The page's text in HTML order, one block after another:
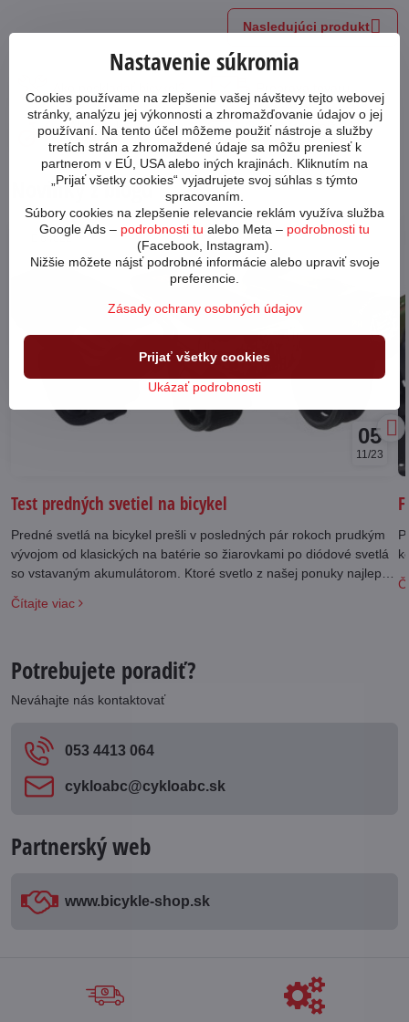
Novinky z blogu
64622
05
11/23
Test predných svetiel na bicykel
Predné svetlá na bicykel prešli v posledných pár rokoch prudkým
vývojom od klasických na batérie so žiarovkami po diódové svetlá
so vstavaným akumulátorom. Ktoré svetlo z našej ponuky najlepšie
Čítajte viac
Nasledujúci produkt
Aký bicykel si
vybrať?
Garancia najnižšej
ceny
Potrebujete poradiť?
Neváhajte nás kontaktovať
053 4413 064
cykloabc​@cykloabc​.sk
Partnerský web
www​.bicykle-shop​.sk
Nastavenie súkromia
Cookies používame na zlepšenie vašej návštevy tejto webovej
stránky, analýzu jej výkonnosti a zhromažďovanie údajov o jej
používaní. Na tento účel môžeme použiť nástroje a služby
tretích strán a zhromaždené údaje sa môžu preniesť k
partnerom v EÚ, USA alebo iných krajinách. Kliknutím na
„Prijať všetky cookies“ vyjadrujete svoj súhlas s týmto
spracovaním.
Súbory cookies na zlepšenie relevancie reklám využíva služba
Google Ads – podrobnosti tu alebo Meta – podrobnosti tu
(Facebook, Instagram).
Nižšie môžete nájsť podrobné informácie alebo upraviť svoje
preferencie.
Zásady ochrany osobných údajov
Ukázať podrobnosti
Prijať všetky cookies